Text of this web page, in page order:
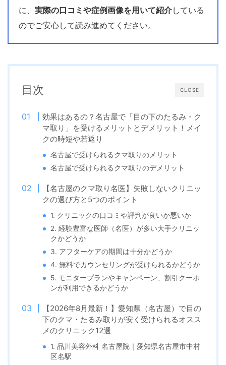
に、 実際の口コミや症例画像を用いて紹介している
のでご安心して読み進めてください。
CLOSE
目次
効果はあるの？名古屋で「目の下のたるみ・ク
マ取り」を受けるメリットとデメリット！メイ
クの時短や若返り
名古屋で受けられるクマ取りのメリット
名古屋で受けられるクマ取りのデメリット
【名古屋のクマ取り名医】失敗しないクリニッ
クの選び方と5つのポイント
1. クリニックの口コミや評判が良いか悪いか
2. 経験豊富な医師（名医）が多い大手クリニッ
クかどうか
3. アフターケアの期間は十分かどうか
4. 無料でカウンセリングが受けられるかどうか
5. モニタープランやキャンペーン、割引クーポ
ンが利用できるかどうか
【2026年8月最新！】愛知県（名古屋）で目の
下のクマ・たるみ取りが安く受けられるオスス
メのクリニック12選
1. 品川美容外科 名古屋院｜愛知県名古屋市中村
区名駅